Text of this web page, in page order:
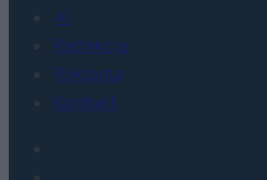
AI
Redakcja
Reklama
Kontakt